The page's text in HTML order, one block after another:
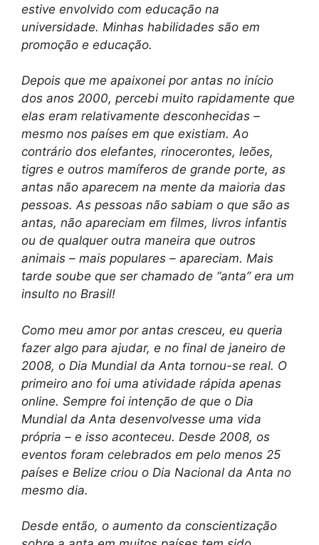
estive envolvido com educação na
universidade. Minhas habilidades são em
promoção e educação.
Depois que me apaixonei por antas no início
dos anos 2000, percebi muito rapidamente que
elas eram relativamente desconhecidas –
mesmo nos países em que existiam. Ao
contrário dos elefantes, rinocerontes, leões,
tigres e outros mamíferos de grande porte, as
antas não aparecem na mente da maioria das
pessoas. As pessoas não sabiam o que são as
antas, não apareciam em filmes, livros infantis
ou de qualquer outra maneira que outros
animais – mais populares – apareciam. Mais
tarde soube que ser chamado de “anta” era um
insulto no Brasil!
Como meu amor por antas cresceu, eu queria
fazer algo para ajudar, e no final de janeiro de
2008, o Dia Mundial da Anta tornou-se real. O
primeiro ano foi uma atividade rápida apenas
online. Sempre foi intenção de que o Dia
Mundial da Anta desenvolvesse uma vida
própria – e isso aconteceu. Desde 2008, os
eventos foram celebrados em pelo menos 25
países e Belize criou o Dia Nacional da Anta no
mesmo dia.
Desde então, o aumento da conscientização